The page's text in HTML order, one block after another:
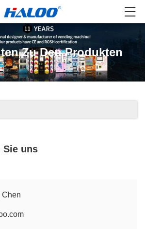
Zu Den Produkten
Sie uns
Chen